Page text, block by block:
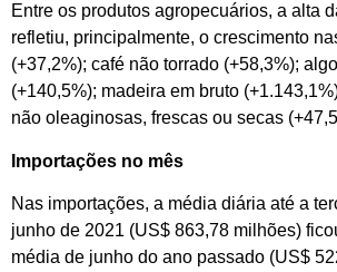
Entre os produtos agropecuários, a alta
refletiu, principalmente, o crescimento
(+37,2%); café não torrado (+58,3%);
(+140,5%); madeira em bruto
não oleaginosas, frescas ou secas
Importações no mês
Nas importações, a média diária até a
junho de 2021 (US$ 863,78 milhões)
média de junho do ano passado (US$